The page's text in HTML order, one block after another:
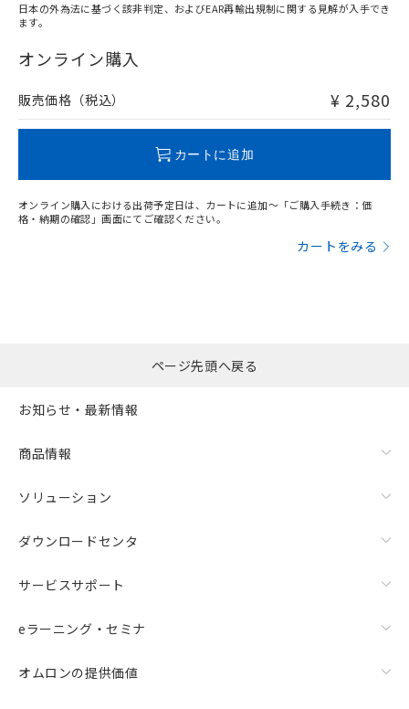
在庫等で未対応品が混在する可能性があります。
問い合わせください。
日本の外為法に基づく該非判定、およびEAR再輸出規制に関する見解が入手でき
ます。
オンライン購入
販売価格（税込） ¥ 2,580
カートに追加
オンライン購入における出荷予定日は、カートに追加～「ご購入手続き：価
格・納期の確認」画面にてご確認ください。
カートをみる
ページ先頭へ戻る
お知らせ・最新情報
商品情報
ソリューション
ダウンロードセンタ
サービスサポート
eラーニング・セミナ
オムロンの提供価値